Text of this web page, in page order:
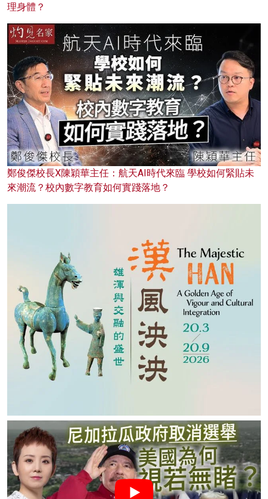
理身體？
鄭俊傑校長X陳穎華主任：航天AI時代來臨 學校如何緊貼未
來潮流？校內數字教育如何實踐落地？